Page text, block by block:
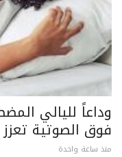
وداعاً لليالي
فوق الصوتية تعزز
منذ ساعة واحدة